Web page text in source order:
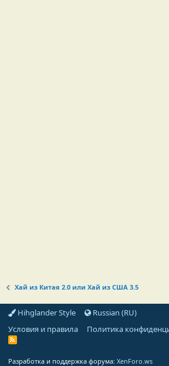
Хай из Китая 2.0 или Хай из США 3.5
Hihglander Style
Russian (RU)
Условия и правила
Политика
R
Разработка и поддержка форума: XenForo.ws